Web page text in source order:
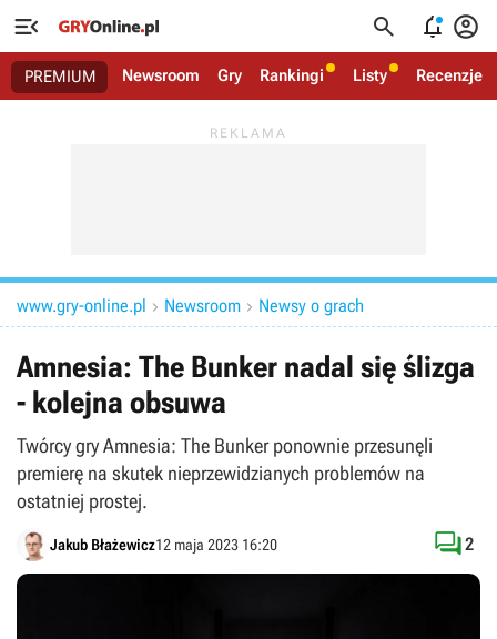
   
PREMIUM Newsroom Gry Rankingi Listy Recenzje
www.gry-online.pl  Newsroom  Newsy o grach
Amnesia: The Bunker nadal się ślizga
- kolejna obsuwa
Twórcy gry Amnesia: The Bunker ponownie przesunęli
premierę na skutek nieprzewidzianych problemów na
ostatniej prostej.
Jakub Błażewicz12 maja 2023 16:20 2